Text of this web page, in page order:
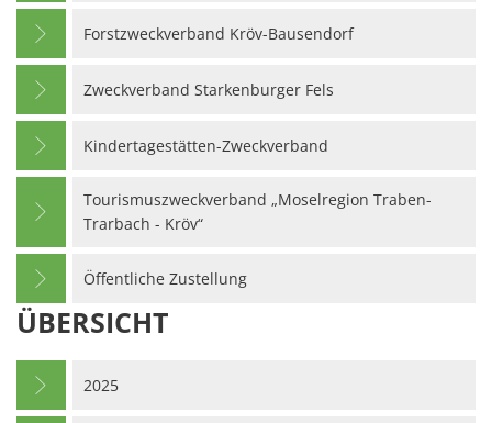
Forstzweckverband Kröv-Bausendorf
Zweckverband Starkenburger Fels
Kindertagestätten-Zweckverband
Tourismuszweckverband „Moselregion Traben-
Trarbach - Kröv“
Öffentliche Zustellung
ÜBERSICHT
2025